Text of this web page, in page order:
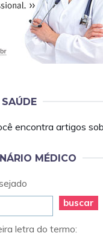
encontra artigos
MÉDICO
buscar
letra do termo: